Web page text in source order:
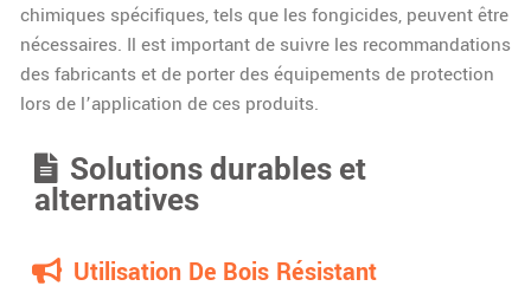
chimiques spécifiques, tels que les fongicides, peuvent être
nécessaires. Il est important de suivre les recommandations
des fabricants et de porter des équipements de protection
lors de l’application de ces produits.
Solutions durables et
alternatives
Utilisation De Bois Résistant